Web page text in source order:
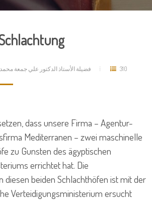
فضيلة الأستاذ الدكتور علي جمعة محمد 310
dass unsere Firma – Agentur-
Mediterranen – zwei maschinelle
zu Gunsten des ägyptischen
errichtet hat. Die
diesen beiden Schlachthöfen ist mit der
Verteidigungsministerium ersucht